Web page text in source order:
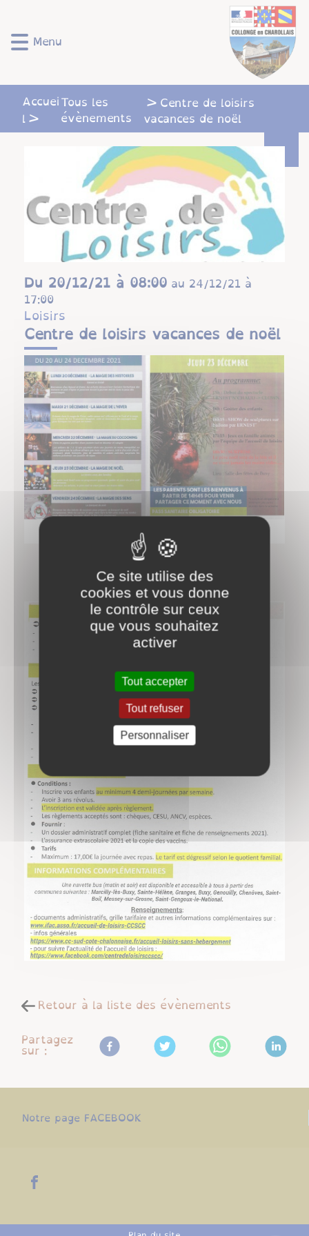
rapide
au
rapide
au
principal
rapide
recherche
rapide
au
de
page
Menu
Accuei
l
Tous les
évènements
Centre de loisirs
vacances de noël
Du 20/12/21 à 08:00 au 24/12/21 à
17:00
Loisirs
Centre de loisirs vacances de noël
Retour à la liste des évènements
Partagez
sur :
Notre page FACEBOOK
Ce site utilise des
cookies et vous donne
le contrôle sur ceux
que vous souhaitez
activer
Tout accepter
Tout refuser
Personnaliser